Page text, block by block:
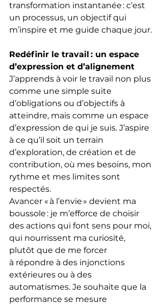
transformation instantanée : c’est
un processus, un objectif qui
m’inspire et me guide chaque jour.
Redéfinir le travail : un espace
d’expression et d’alignement
J’apprends à voir le travail non plus
comme une simple suite
d’obligations ou d’objectifs à
atteindre, mais comme un espace
d’expression de qui je suis. J’aspire
à ce qu’il soit un terrain
d’exploration, de création et de
contribution, où mes besoins, mon
rythme et mes limites sont
respectés.
Avancer « à l’envie » devient ma
boussole : je m’efforce de choisir
des actions qui font sens pour moi,
qui nourrissent ma curiosité,
plutôt que de me forcer
à répondre à des injonctions
extérieures ou à des
automatismes. Je souhaite que la
performance se mesure